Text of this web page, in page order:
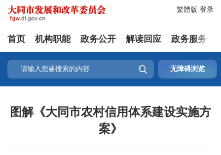
登录
繁體版
首页 机构职能 政务公开 解读回应 政务服务
 无障碍浏览
图解《大同市农村信用体系建设实施方
案》